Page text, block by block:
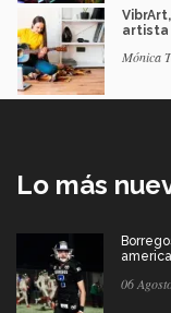
artista
Mónica
Lo más
06